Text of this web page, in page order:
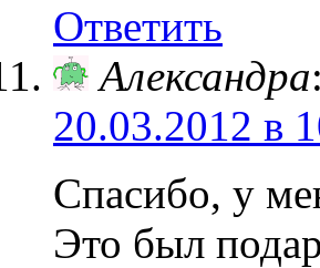
Ответить
Александра:
20.03.2012 в
Спасибо, у
Это был